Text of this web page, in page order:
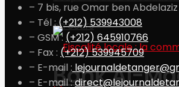
Bank Al-
– 7 bis, rue Omar ben
– Tél :(+212) 539943008
– GSM : (+212) 645910766
– Fax : (+212) 539945709
– E-mail :
– E-mail :